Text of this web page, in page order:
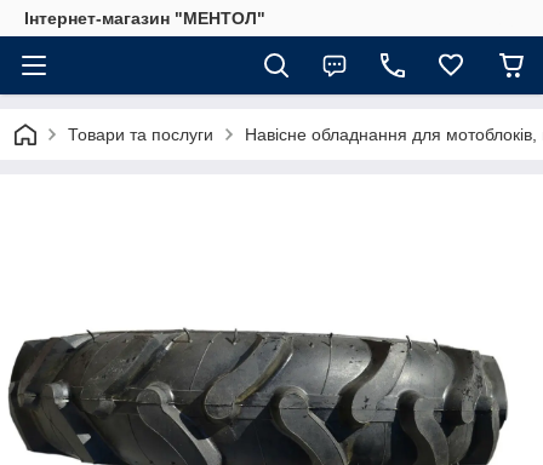
Інтернет-магазин "МЕНТОЛ"
Товари та послуги Навісне обладнання для мотоблоків,